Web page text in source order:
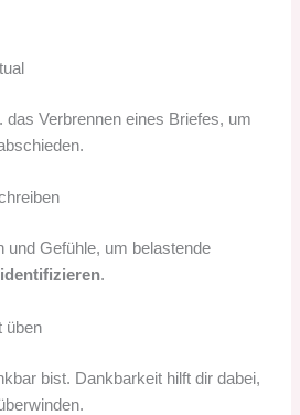
das Verbrennen eines Briefes, um
und Gefühle, um belastende
identifizieren.
üben
bist. Dankbarkeit hilft dir dabei,